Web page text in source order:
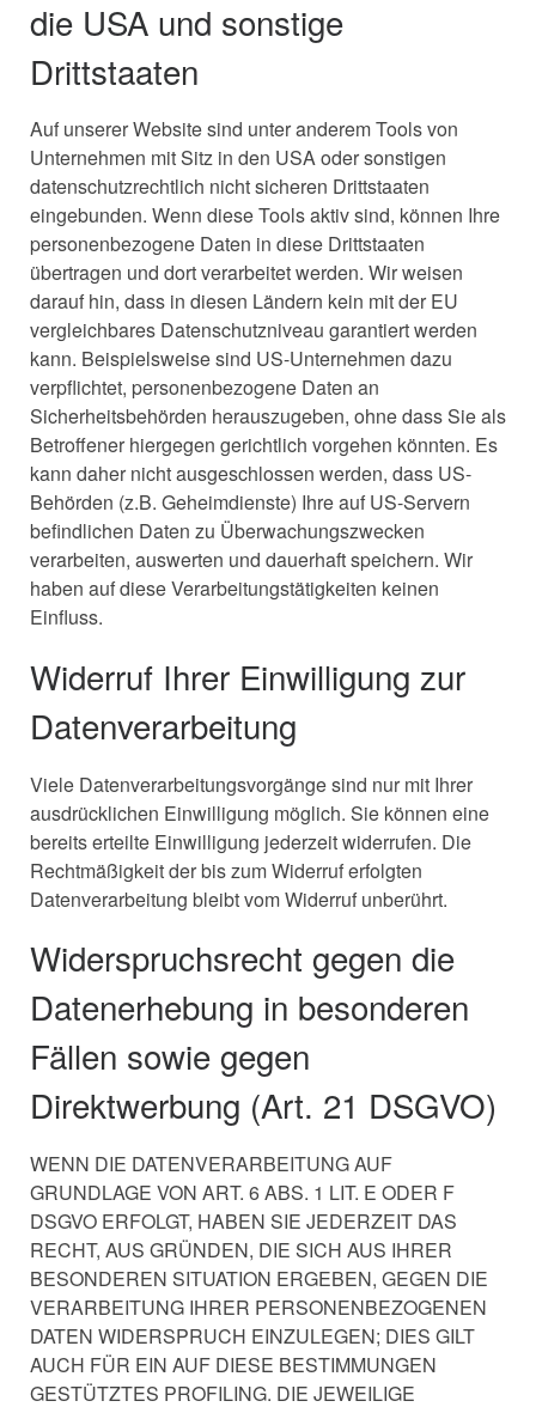
die USA und sonstige
Drittstaaten
Auf unserer Website sind unter anderem Tools von
Unternehmen mit Sitz in den USA oder sonstigen
datenschutzrechtlich nicht sicheren Drittstaaten
eingebunden. Wenn diese Tools aktiv sind, können Ihre
personenbezogene Daten in diese Drittstaaten
übertragen und dort verarbeitet werden. Wir weisen
darauf hin, dass in diesen Ländern kein mit der EU
vergleichbares Datenschutzniveau garantiert werden
kann. Beispielsweise sind US-Unternehmen dazu
verpflichtet, personenbezogene Daten an
Sicherheitsbehörden herauszugeben, ohne dass Sie als
Betroffener hiergegen gerichtlich vorgehen könnten. Es
kann daher nicht ausgeschlossen werden, dass US-
Behörden (z.B. Geheimdienste) Ihre auf US-Servern
befindlichen Daten zu Überwachungszwecken
verarbeiten, auswerten und dauerhaft speichern. Wir
haben auf diese Verarbeitungstätigkeiten keinen
Einfluss.
Widerruf Ihrer Einwilligung zur
Datenverarbeitung
Viele Datenverarbeitungsvorgänge sind nur mit Ihrer
ausdrücklichen Einwilligung möglich. Sie können eine
bereits erteilte Einwilligung jederzeit widerrufen. Die
Rechtmäßigkeit der bis zum Widerruf erfolgten
Datenverarbeitung bleibt vom Widerruf unberührt.
Widerspruchsrecht gegen die
Datenerhebung in besonderen
Fällen sowie gegen
Direktwerbung (Art. 21 DSGVO)
WENN DIE DATENVERARBEITUNG AUF
GRUNDLAGE VON ART. 6 ABS. 1 LIT. E ODER F
DSGVO ERFOLGT, HABEN SIE JEDERZEIT DAS
RECHT, AUS GRÜNDEN, DIE SICH AUS IHRER
BESONDEREN SITUATION ERGEBEN, GEGEN DIE
VERARBEITUNG IHRER PERSONENBEZOGENEN
DATEN WIDERSPRUCH EINZULEGEN; DIES GILT
AUCH FÜR EIN AUF DIESE BESTIMMUNGEN
GESTÜTZTES PROFILING. DIE JEWEILIGE